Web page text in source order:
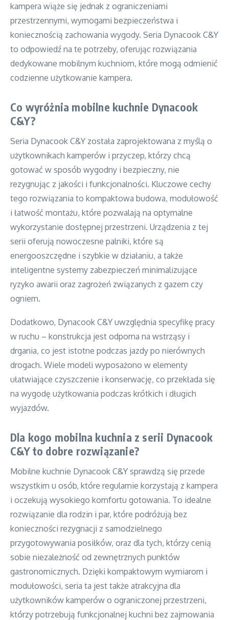
kampera wiąże się jednak z ograniczeniami
przestrzennymi, wymogami bezpieczeństwa i
koniecznością zachowania wygody. Seria Dynacook C&Y
to odpowiedź na te potrzeby, oferując rozwiązania
dedykowane mobilnym kuchniom, które mogą odmienić
codzienne użytkowanie kampera.
Co wyróżnia mobilne kuchnie Dynacook
C&Y?
Seria Dynacook C&Y została zaprojektowana z myślą o
użytkownikach kamperów i przyczep, którzy chcą
gotować w sposób wygodny i bezpieczny, nie
rezygnując z jakości i funkcjonalności. Kluczowe cechy
tego rozwiązania to kompaktowa budowa, modułowość
i łatwość montażu, które pozwalają na optymalne
wykorzystanie dostępnej przestrzeni. Urządzenia z tej
serii oferują nowoczesne palniki, które są
energooszczędne i szybkie w działaniu, a także
inteligentne systemy zabezpieczeń minimalizujące
ryzyko awarii oraz zagrożeń związanych z gazem czy
ogniem.
Dodatkowo, Dynacook C&Y uwzględnia specyfikę pracy
w ruchu – konstrukcja jest odporna na wstrząsy i
drgania, co jest istotne podczas jazdy po nierównych
drogach. Wiele modeli wyposażono w elementy
ułatwiające czyszczenie i konserwację, co przekłada się
na wygodę użytkowania podczas krótkich i długich
wyjazdów.
Dla kogo mobilna kuchnia z serii Dynacook
C&Y to dobre rozwiązanie?
Mobilne kuchnie Dynacook C&Y sprawdzą się przede
wszystkim u osób, które regularnie korzystają z kampera
i oczekują wysokiego komfortu gotowania. To idealne
rozwiązanie dla rodzin i par, które podróżują bez
konieczności rezygnacji z samodzielnego
przygotowywania posiłków, oraz dla tych, którzy cenią
sobie niezależność od zewnętrznych punktów
gastronomicznych. Dzięki kompaktowym wymiarom i
modułowości, seria ta jest także atrakcyjna dla
użytkowników kamperów o ograniczonej przestrzeni,
którzy potrzebują funkcjonalnej kuchni bez zajmowania